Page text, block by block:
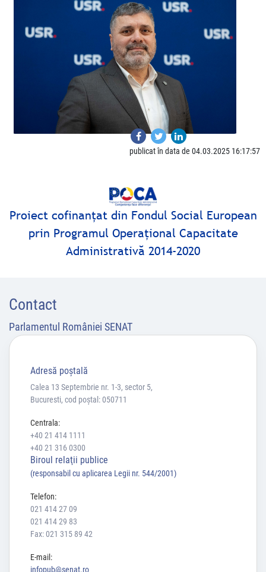
publicat în data de 04.03.2025 16:17:57
Proiect cofinanţat din Fondul Social European
prin Programul Operaţional Capacitate
Administrativă 2014-2020
Contact
Parlamentul României SENAT
Adresă poştală
Calea 13 Septembrie nr. 1-3, sector 5,
Bucuresti, cod poștal: 050711
Centrala:
+40 21 414 1111
+40 21 316 0300
Biroul relaţii publice
(responsabil cu aplicarea Legii nr. 544/2001)
Telefon:
021 414 27 09
021 414 29 83
Fax: 021 315 89 42
E-mail:
infopub@senat.ro